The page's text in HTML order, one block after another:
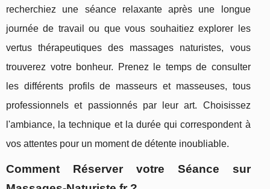
recherchiez une séance relaxante après une longue
journée de travail ou que vous souhaitiez explorer les
vertus thérapeutiques des massages naturistes, vous
trouverez votre bonheur. Prenez le temps de consulter
les différents profils de masseurs et masseuses, tous
professionnels et passionnés par leur art. Choisissez
l'ambiance, la technique et la durée qui correspondent à
vos attentes pour un moment de détente inoubliable.
Comment Réserver votre Séance sur